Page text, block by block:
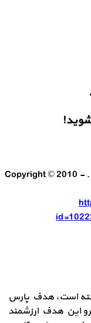
کلیه حقوق فروشگاه پارس نو محفوظ میباشد. Copyright © 2010 -
است، هدف پارس
این هدف ارزشمند